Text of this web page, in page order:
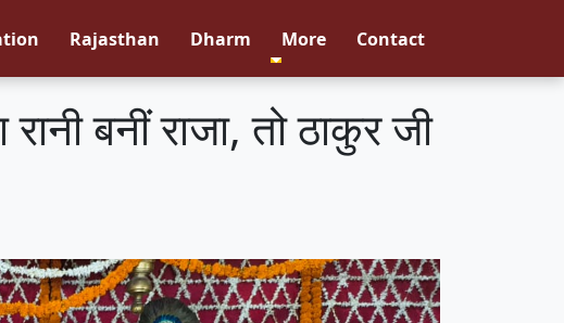
Rajasthan Dharm More Contact
बनीं राजा, तो ठाकुर जी